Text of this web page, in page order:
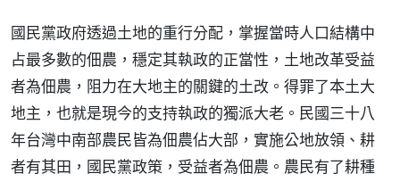
國民黨政府透過土地的重行分配，掌握當時人口結構中
占最多數的佃農，穩定其執政的正當性，土地改革受益
者為佃農，阻力在大地主的關鍵的土改。得罪了本土大
地主，也就是現今的支持執政的獨派大老。民國三十八
年台灣中南部農民皆為佃農佔大部，實施公地放領、耕
者有其田，國民黨政策，受益者為佃農。農民有了耕種